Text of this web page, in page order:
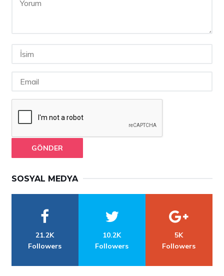
GÖNDER
SOSYAL MEDYA
21.2K
Followers
10.2K
Followers
5K
Followers